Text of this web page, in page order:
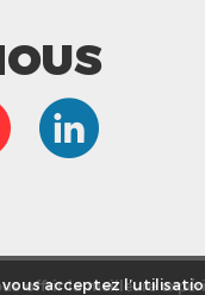
acceptez
offrir la meilleure